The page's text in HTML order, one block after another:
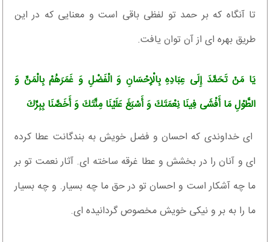
تا آنگاه كه بر حمد تو لفظى باقى است و معنايى كه در اين
طريق بهره ‏اى از آن توان يافت.
يَا مَنْ تَحَمَّدَ إِلَى عِبَادِهِ بِالْإِحْسَانِ وَ الْفَضْلِ وَ غَمَرَهُمْ بِالْمَنِّ وَ
الطَّوْلِ مَا أَفْشَى فِينَا نِعْمَتَكَ وَ أَسْبَغَ عَلَيْنَا مِنَّتَكَ وَ أَخَصَّنَا بِبِرِّكَ‏
اى خداوندى كه احسان و فضل خويش به بندگانت عطا كرده‏
اى و آنان را در بخشش و عطا غرقه ساخته‏ اى. آثار نعمت تو بر
ما چه آشكار است و احسان تو در حق ما چه بسيار. و چه بسيار
ما را به بر و نيكى خويش مخصوص گردانيده‏ اى.